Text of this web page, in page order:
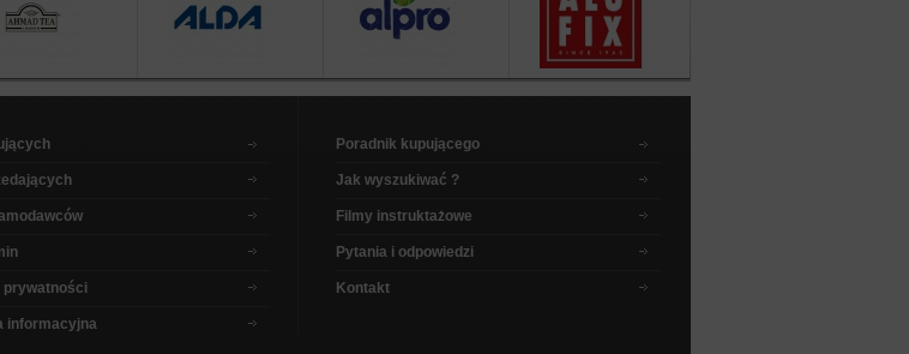
prywatności
informacyjna
Poradnik kupującego
Jak wyszukiwać ?
Filmy instruktażowe
Pytania i odpowiedzi
Kontakt